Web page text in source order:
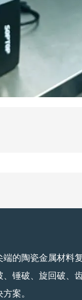
的陶瓷金属材料
锤破、旋回破、
案。